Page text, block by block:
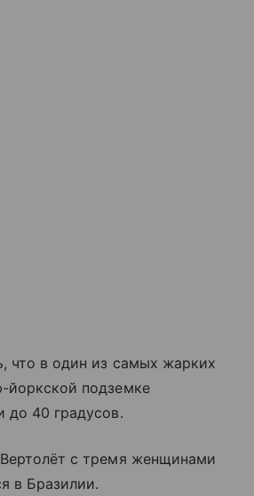
что в один из самых жарких
йоркской подземке
до 40 градусов.
с тремя женщинами
в Бразилии.